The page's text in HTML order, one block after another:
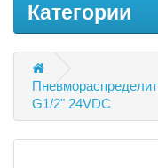
Категории
G1/2" 24VDC